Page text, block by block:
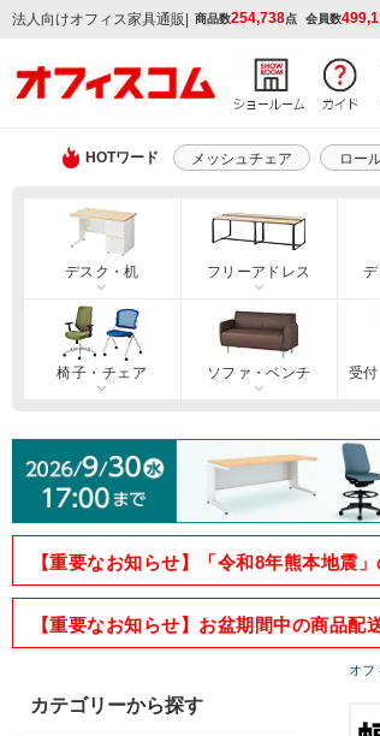
法人向けオフィス家具通販 | 商品数254,738点 会員数
HOTワード メッシュチェア ロー
デスク・机 フリーアドレス
椅子・チェア ソファ・ベンチ 受
【重要なお知らせ】「令和8年熊本地震
【重要なお知らせ】お盆期間中の商品配
オフ
カテゴリーから探す